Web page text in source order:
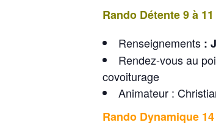
Rando Détente 9 à
Renseignements :
Rendez-vous au
covoiturage
Animateur :
Rando Dynamique